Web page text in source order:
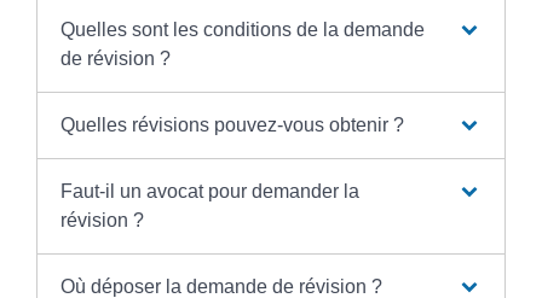
Quelles sont les conditions de la demande
de révision ?
Quelles révisions pouvez-vous obtenir ?
Faut-il un avocat pour demander la
révision ?
Où déposer la demande de révision ?